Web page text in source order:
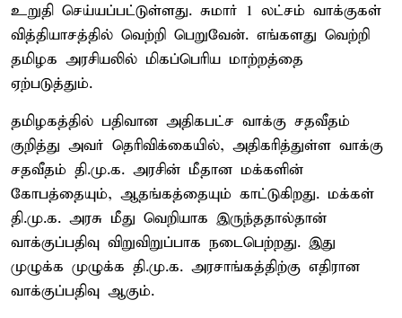
உறுதி செய்யப்பட்டுள்ளது. சுமார் 1 லட்சம் வாக்குகள்
வித்தியாசத்தில் வெற்றி பெறுவேன். எங்களது வெற்றி
தமிழக அரசியலில் மிகப்பெரிய மாற்றத்தை
ஏற்படுத்தும்.
தமிழகத்தில் பதிவான அதிகபட்ச வாக்கு சதவீதம்
குறித்து அவர் தெரிவிக்கையில், அதிகரித்துள்ள வாக்கு
சதவீதம் தி.மு.க. அரசின் மீதான மக்களின்
கோபத்தையும், ஆதங்கத்தையும் காட்டுகிறது. மக்கள்
தி.மு.க. அரசு மீது வெறியாக இருந்ததால்தான்
வாக்குப்பதிவு விறுவிறுப்பாக நடைபெற்றது. இது
முழுக்க முழுக்க தி.மு.க. அரசாங்கத்திற்கு எதிரான
வாக்குப்பதிவு ஆகும்.